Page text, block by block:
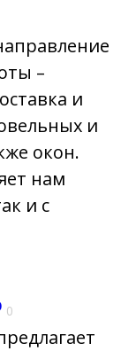
–
и
и
окон.
нам
и с
0